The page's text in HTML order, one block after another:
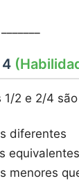
1/2 e 2/4
diferentes
equivalentes
menores